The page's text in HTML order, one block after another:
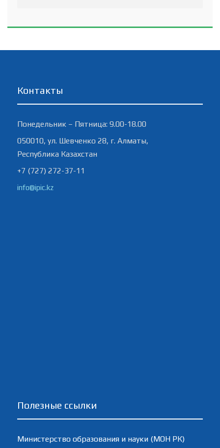
Контакты
Понедельник – Пятница: 9.00-18.00
050010, ул. Шевченко 28, г. Алматы,
Республика Казахстан
+7 (727) 272-37-11
info@ipic.kz
Полезные ссылки
Министерство образования и науки (МОН РК)